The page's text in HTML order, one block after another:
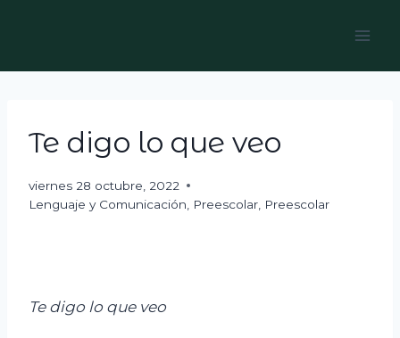
Te digo lo que veo
viernes 28 octubre, 2022
Lenguaje y Comunicación
Preescolar Preescolar
Te digo lo que veo